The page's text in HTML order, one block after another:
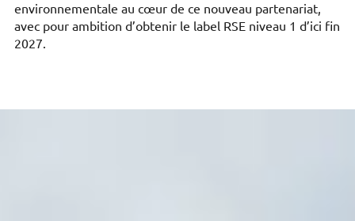
environnementale au cœur de ce nouveau partenariat,
avec pour ambition d’obtenir le label RSE niveau 1 d’ici fin
2027.